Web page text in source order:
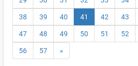
38 39 40 41 (текущая)
42 43
47 48 49 50 51 52
56 57 »